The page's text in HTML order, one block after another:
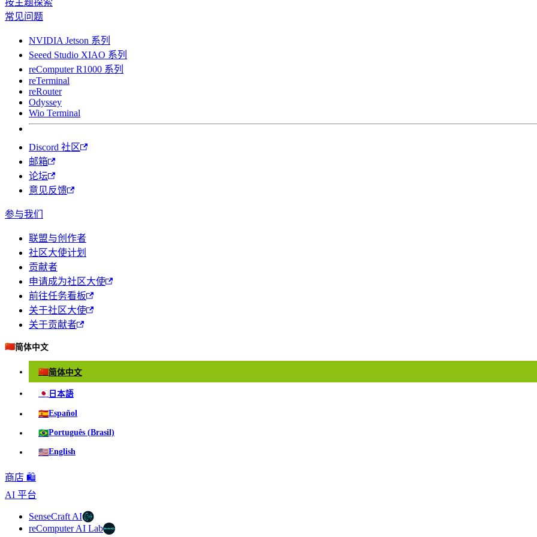
按主题探索
常见问题
NVIDIA Jetson 系列
Seeed Studio XIAO 系列
reComputer R1000 系列
reTerminal
reRouter
Odyssey
Wio Terminal
Discord 社区
邮箱
论坛
意见反馈
参与我们
联盟与创作者
社区大使计划
贡献者
申请成为社区大使
前往任务看板
关于社区大使
关于贡献者
🇨🇳简体中文
🇨🇳简体中文
🇯🇵 日本語
🇪🇸Español
🇧🇷Português (Brasil)
🇺🇸English
商店 🛍️
AI 平台
SenseCraft AI
reComputer AI Lab